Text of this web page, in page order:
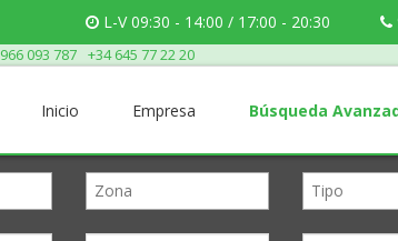
L-V 09:30 - 14:00 / 17:00 - 20:30
093 787 +34 645 77 22 20
Inicio Empresa Búsqueda